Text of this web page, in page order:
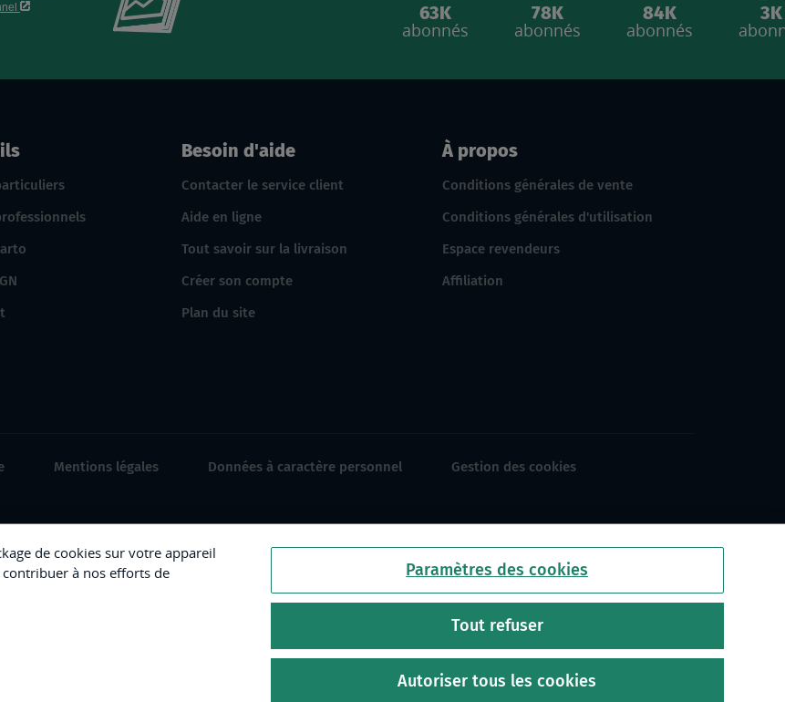
produits
63K
abonnés
78K
abonnés
84K
abonnés
3K
Besoin d'aide
Contacter le service client
Aide en ligne
Tout savoir sur la livraison
Créer son compte
Plan du site
À propos
Conditions générales de vente
Conditions générales d'utilisation
Espace revendeurs
Affiliation
Mentions légales Données à caractère personnel
Gestion des cookies
de cookies sur votre appareil
à nos efforts de
Paramètres des cookies
Tout refuser
Autoriser tous les cookies